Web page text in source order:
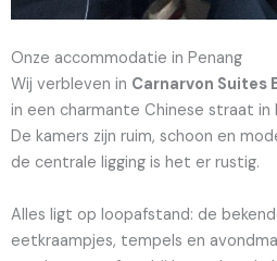
Onze accommodatie in Penang
Wij verbleven in Carnarvon Suites
in een charmante Chinese straat in
De kamers zijn ruim, schoon en
de centrale ligging is het er rustig.
Alles ligt op loopafstand: de
eetkraampjes, tempels en